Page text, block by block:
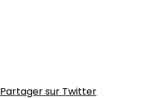
Partager sur Twitter